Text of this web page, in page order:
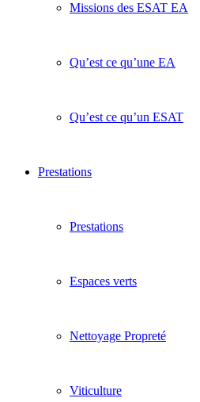
Missions des ESAT EA
Qu’est ce qu’une EA
Qu’est ce qu’un ESAT
Prestations
Prestations
Espaces verts
Nettoyage Propreté
Viticulture